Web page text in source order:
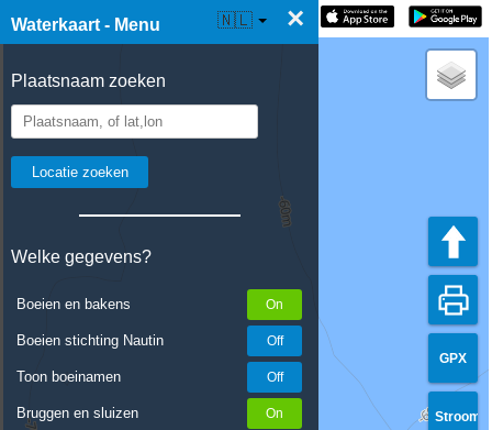
Waterkaart - Menu ×
Plaatsnaam zoeken
Welke gegevens?
Boeien en bakens
Boeien stichting Nautin
Toon boeinamen
Bruggen en sluizen
☰ Waterkaart Live 🇳🇱
GPX
Stroom